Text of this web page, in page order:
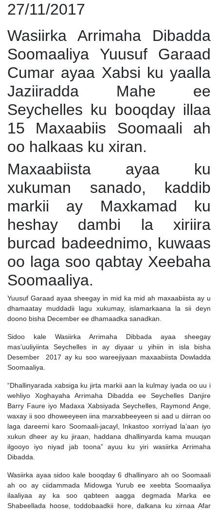
27/11/2017
Wasiirka Arrimaha Dibadda
Soomaaliya Yuusuf Garaad
Cumar ayaa Xabsi ku yaalla
Jaziiradda Mahe ee
Seychelles ku booqday illaa
15 Maxaabiis Soomaali ah
oo halkaas ku xiran.
Maxaabiista ayaa ku
xukuman sanado, kaddib
markii ay Maxkamad ku
heshay dambi la xiriira
burcad badeednimo, kuwaas
oo laga soo qabtay Xeebaha
Soomaaliya.
Yuusuf Garaad ayaa sheegay in mid ka mid ah maxaabiista ay u
dhamaatay muddadii lagu xukumay, islamarkaana la sii deyn
doono bisha December ee dhamaadka sanadkan.
Sidoo kale Wasiirka Arrimaha Dibbada ayaa sheegay
mas’uuliyiinta Seychelles in ay diyaar u yihiin in isla bisha
Desember 2017 ay ku soo wareejiyaan maxaabiista Dowladda
Soomaaliya.
“Dhallinyarada xabsiga ku jirta markii aan la kulmay iyada oo uu i
wehliyo Xoghayaha Arrimaha Dibadda ee Seychelles Danjire
Barry Faure iyo Madaxa Xabsiyada Seychelles, Raymond Ange,
waxay ii soo dhoweeyeen iina marxabbeeyeen si aad u diirran oo
laga dareemi karo Soomaali-jacayl, Inkastoo xorriyad la’aan iyo
xukun dheer ay ku jiraan, haddana dhallinyarda kama muuqan
ilgooyo iyo niyad jab toona” ayuu ku yiri wasiirka Arrimaha
Dibadda.
Wasiirka ayaa sidoo kale booqday 6 dhallinyaro ah oo Soomaali
ah oo ay ciidammada Midowga Yurub ee xeebta Soomaaliya
ilaaliyaa ay ka soo qabteen aagga degmada Marka ee
Shabeellada hoose, toddobaadkii hore, dalkana ku xirnaa Afar